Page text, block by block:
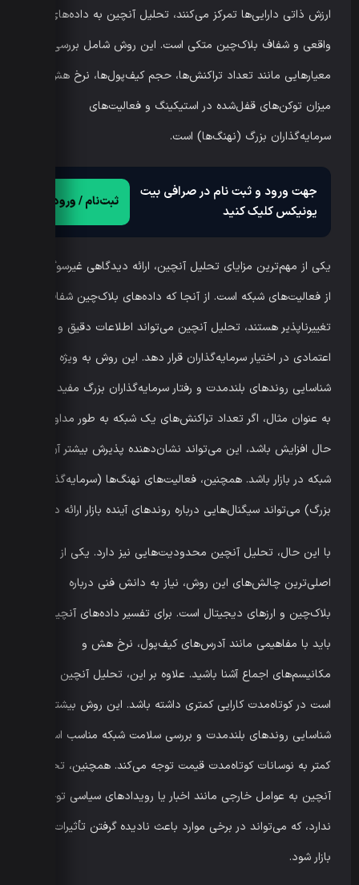
ارزش ذاتی دارایی‌ها تمرکز می‌کنند، تحلیل آنچین به داده‌های
واقعی و شفاف بلاک‌چین متکی است. این روش شامل بررسی
معیارهایی مانند تعداد تراکنش‌ها، حجم کیف‌پول‌ها، نرخ هش،
میزان توکن‌های قفل‌شده در استیکینگ و فعالیت‌های
سرمایه‌گذاران بزرگ (نهنگ‌ها) است.
جهت ورود و ثبت نام در صرافی بیت
یونیکس کلیک کنید
ثبت‌نام / ورود
یکی از مهم‌ترین مزایای تحلیل آنچین، ارائه دیدگاهی غیرسوگیرانه
از فعالیت‌های شبکه است. از آنجا که داده‌های بلاک‌چین شفاف و
تغییرناپذیر هستند، تحلیل آنچین می‌تواند اطلاعات دقیق و قابل
اعتمادی در اختیار سرمایه‌گذاران قرار دهد. این روش به ویژه برای
شناسایی روندهای بلندمدت و رفتار سرمایه‌گذاران بزرگ مفید است.
به عنوان مثال، اگر تعداد تراکنش‌های یک شبکه به طور مداوم در
حال افزایش باشد، این می‌تواند نشان‌دهنده پذیرش بیشتر آن
شبکه در بازار باشد. همچنین، فعالیت‌های نهنگ‌ها (سرمایه‌گذاران
بزرگ) می‌تواند سیگنال‌هایی درباره روندهای آینده بازار ارائه دهد.
با این حال، تحلیل آنچین محدودیت‌هایی نیز دارد. یکی از
اصلی‌ترین چالش‌های این روش، نیاز به دانش فنی درباره
بلاک‌چین و ارزهای دیجیتال است. برای تفسیر داده‌های آنچین،
باید با مفاهیمی مانند آدرس‌های کیف‌پول، نرخ هش و
مکانیسم‌های اجماع آشنا باشید. علاوه بر این، تحلیل آنچین ممکن
است در کوتاه‌مدت کارایی کمتری داشته باشد. این روش بیشتر برای
شناسایی روندهای بلندمدت و بررسی سلامت شبکه مناسب است و
کمتر به نوسانات کوتاه‌مدت قیمت توجه می‌کند. همچنین، تحلیل
آنچین به عوامل خارجی مانند اخبار یا رویدادهای سیاسی توجهی
ندارد، که می‌تواند در برخی موارد باعث نادیده گرفتن تأثیرات مهم
بازار شود.